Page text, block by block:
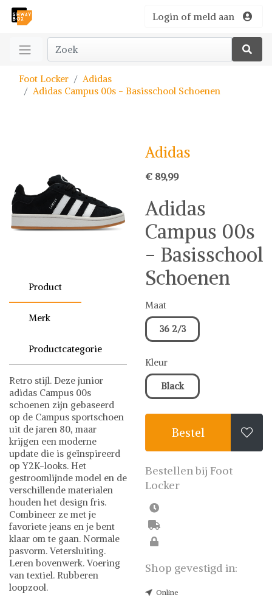
Login of meld aan
Foot Locker
Adidas
Adidas Campus 00s - Basisschool Schoenen
Product
Merk
Productcategorie
Retro stijl. Deze junior
adidas Campus 00s
schoenen zijn gebaseerd
op de Campus sportschoen
uit de jaren 80, maar
krijgen een moderne
update die is geïnspireerd
op Y2K-looks. Het
gestroomlijnde model en de
verschillende materialen
houden het design fris.
Combineer ze met je
favoriete jeans en je bent
klaar om te gaan. Normale
pasvorm. Vetersluiting.
Leren bovenwerk. Voering
van textiel. Rubberen
loopzool.
Adidas
€ 89,99
Adidas
Campus 00s
- Basisschool
Schoenen
Maat
36 2/3
Kleur
Black
Bestel 
Bestellen bij Foot
Locker
Shop gevestigd in:
Online